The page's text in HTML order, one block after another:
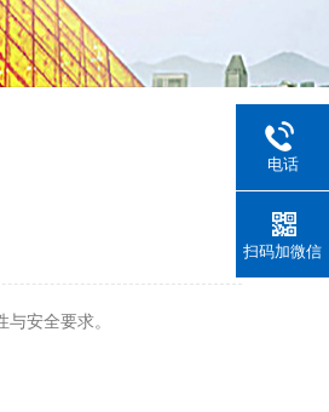
安全要求。
电话
扫码加微信